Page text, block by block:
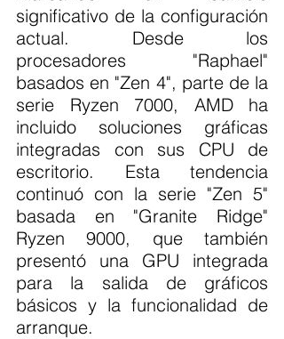
significativo de la configuración
actual. Desde los
procesadores "Raphael"
basados en "Zen 4", parte de la
serie Ryzen 7000, AMD ha
incluido soluciones gráficas
integradas con sus CPU de
escritorio. Esta tendencia
continuó con la serie "Zen 5"
basada en "Granite Ridge"
Ryzen 9000, que también
presentó una GPU integrada
para la salida de gráficos
básicos y la funcionalidad de
arranque.